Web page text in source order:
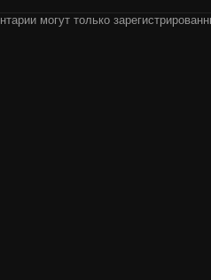
могут только